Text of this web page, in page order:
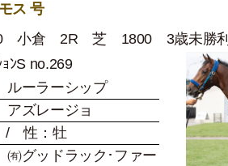
ス 号
小倉 2R 芝 1800 3歳未勝利
ﾝS no.269
ルーラーシップ
アズレージョ
/ 性：牡
㈲グッドラック･ファー